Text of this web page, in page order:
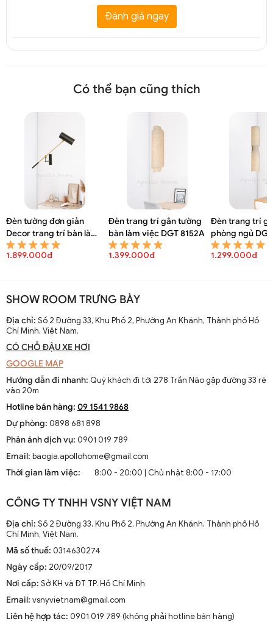
Đánh giá ngay
Có thể bạn cũng thích
Đèn tường đơn giản
Decor trang trí bàn làm
việc DGT 8154A
1.899.000đ
Đèn trang trí gắn tường
bàn làm việc DGT 8152A
1.399.000đ
Đèn trang trí
phòng ngủ
1.299.000đ
SHOW ROOM TRƯNG BÀY
Địa chỉ: Số 2 Đường 33, Khu Phố 2, Phường An Khánh, Thành phố Hồ
Chí Minh, Việt Nam.
CÓ CHỖ ĐẬU XE HƠI
GOOGLE MAP
Hướng dẫn đi nhanh: Quý khách đi tới 278 Trần Não gặp đường 33 rẽ
vào 20m
Hotline bán hàng: 09 1541 9868
Dự phòng: 0898 681 898
Phản ánh dịch vụ: 0901 019 789
Email: baogia.apollohome@gmail.com
Thời gian làm việc:
8:00 - 20:00 | Chủ nhật 8:00 - 17:00
CÔNG TY TNHH VSNY VIỆT NAM
Địa chỉ: Số 2 Đường 33, Khu Phố 2, Phường An Khánh, Thành phố Hồ
Chí Minh, Việt Nam.
Mã số thuế: 0314630274
Ngày cấp: 20/09/2017
Nơi cấp: Sở KH và ĐT TP. Hồ Chí Minh
Email: vsnyvietnam@gmail.com
Liên hệ hợp tác: 0901 019 789 (không phải hotline bán hàng)